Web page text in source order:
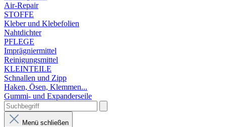
Air-Repair
STOFFE
Kleber und Klebefolien
Nahtdichter
PFLEGE
Imprägniermittel
Reinigungsmittel
KLEINTEILE
Schnallen und Zipp
Haken, Ösen, Klemmen...
Gummi- und Expanderseile
Menü schließen